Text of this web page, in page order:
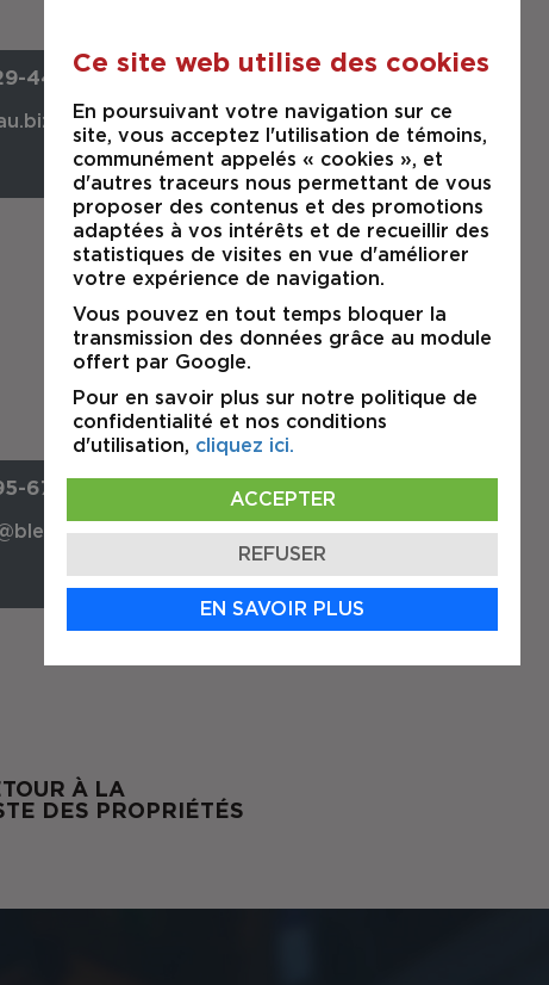
4499
Daniel Coulombe
Courtier Immobilier Agréé DA-
commercial
6750
À LA
DES PROPRIÉTÉS
Ce site web utilise des cookies
En poursuivant votre navigation sur ce
site, vous acceptez l'utilisation de témoins,
communément appelés « cookies », et
d'autres traceurs nous permettant de vous
proposer des contenus et des promotions
adaptées à vos intérêts et de recueillir des
statistiques de visites en vue d'améliorer
votre expérience de navigation.
Vous pouvez en tout temps bloquer la
transmission des données grâce au module
offert par Google.
Pour en savoir plus sur notre politique de
confidentialité et nos conditions
d'utilisation, cliquez ici.
ACCEPTER
REFUSER
EN SAVOIR PLUS